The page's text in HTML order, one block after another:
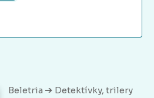
Beletria ➔ Detektívky, trilery